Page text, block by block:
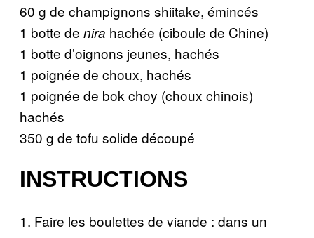
60 g de champignons shiitake, émincés
1 botte de nira hachée (ciboule de Chine)
1 botte d’oignons jeunes, hachés
1 poignée de choux, hachés
1 poignée de bok choy (choux chinois)
hachés
350 g de tofu solide découpé
INSTRUCTIONS
1. Faire les boulettes de viande : dans un